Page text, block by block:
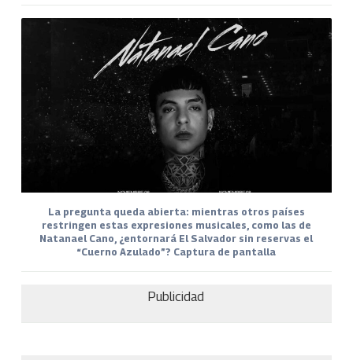
La pregunta queda abierta: mientras otros países
restringen estas expresiones musicales, como las de
Natanael Cano, ¿entornará El Salvador sin reservas el
“Cuerno Azulado”? Captura de pantalla
Publicidad